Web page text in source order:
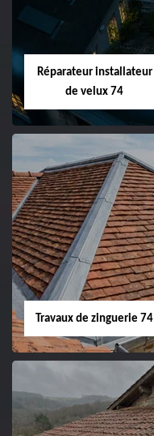
Réparateur installateur
de velux 74
Travaux de zinguerie 74